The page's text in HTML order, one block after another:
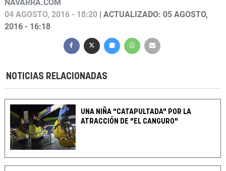
NAVARRA.COM
04 AGOSTO, 2016 - 18:20 | ACTUALIZADO: 05 AGOSTO,
2016 - 16:18
NOTICIAS RELACIONADAS
UNA NIÑA "CATAPULTADA" POR LA
ATRACCIÓN DE "EL CANGURO"